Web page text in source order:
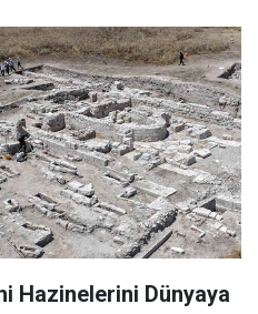
Hazinelerini Dünyaya